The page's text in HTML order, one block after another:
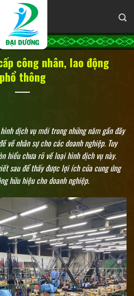
công nhân, lao động
phổ thông
dịch vụ mới trong những năm gần đây
về nhân sự cho các doanh nghiệp. Tuy
hiểu chưa rõ về loại hình dịch vụ này.
sau để thấy được lợi ích của cung ứng
hữu hiệu cho doanh nghiệp.